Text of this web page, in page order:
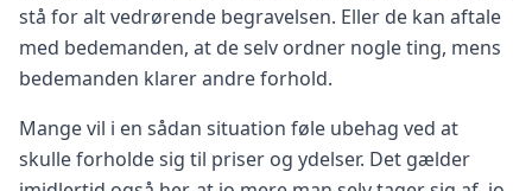
stå for alt vedrørende begravelsen. Eller de kan aftale
med bedemanden, at de selv ordner nogle ting, mens
bedemanden klarer andre forhold.
Mange vil i en sådan situation føle ubehag ved at
skulle forholde sig til priser og ydelser. Det gælder